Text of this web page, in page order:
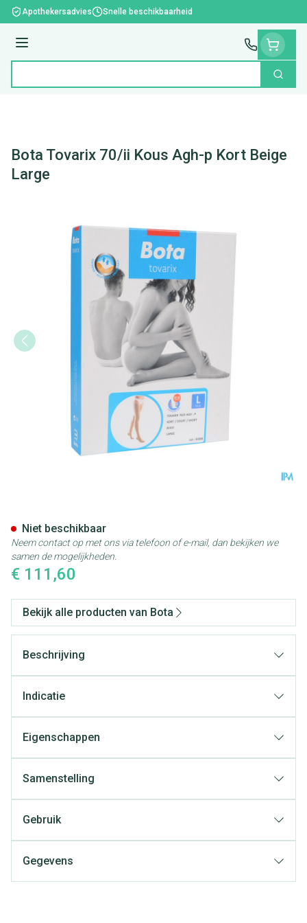
Ga naar de inhoud
Apothekersadvies Snelle beschikbaarheid
Menu
Zoek
Bota Tovarix 70/ii Kous Agh-p Kort Beige
Large
€ 111,60
Niet beschikbaar
Neem contact op met ons via telefoon of e-mail, dan bekijken we
samen de mogelijkheden.
Bekijk alle producten van Bota
Beschrijving
Indicatie
Eigenschappen
Samenstelling
Gebruik
Gegevens